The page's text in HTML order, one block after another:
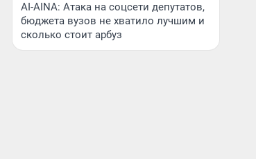
AI-AINA: Атака на соцсети депутатов,
бюджета вузов не хватило лучшим и
сколько стоит арбуз